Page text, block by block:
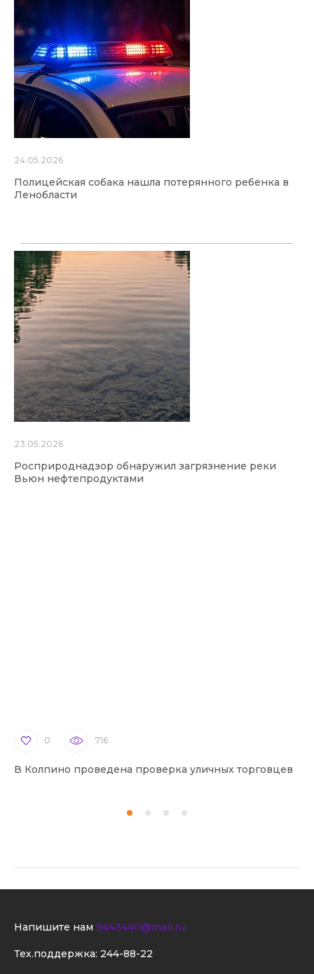
24.05.2026
Полицейская собака нашла потерянного ребенка в
Ленобласти
23.05.2026
Росприроднадзор обнаружил загрязнение реки
Вьюн нефтепродуктами
0 716
В Колпино проведена проверка уличных торговцев
Напишите нам 9443440@mail.ru
Тех.поддержка: 244-88-22